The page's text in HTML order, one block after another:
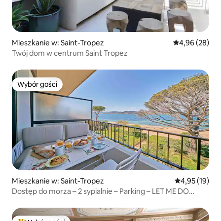
Mieszkanie w: Saint-Tropez Średnia
4,96 (28)
Twój dom w centrum Saint Tropez
Wybór gości
Wybór gości
Mieszkanie w: Saint-Tropez Średnia
4,95 (19)
Dostęp do morza – 2 sypialnie – Parking – LET ME DO